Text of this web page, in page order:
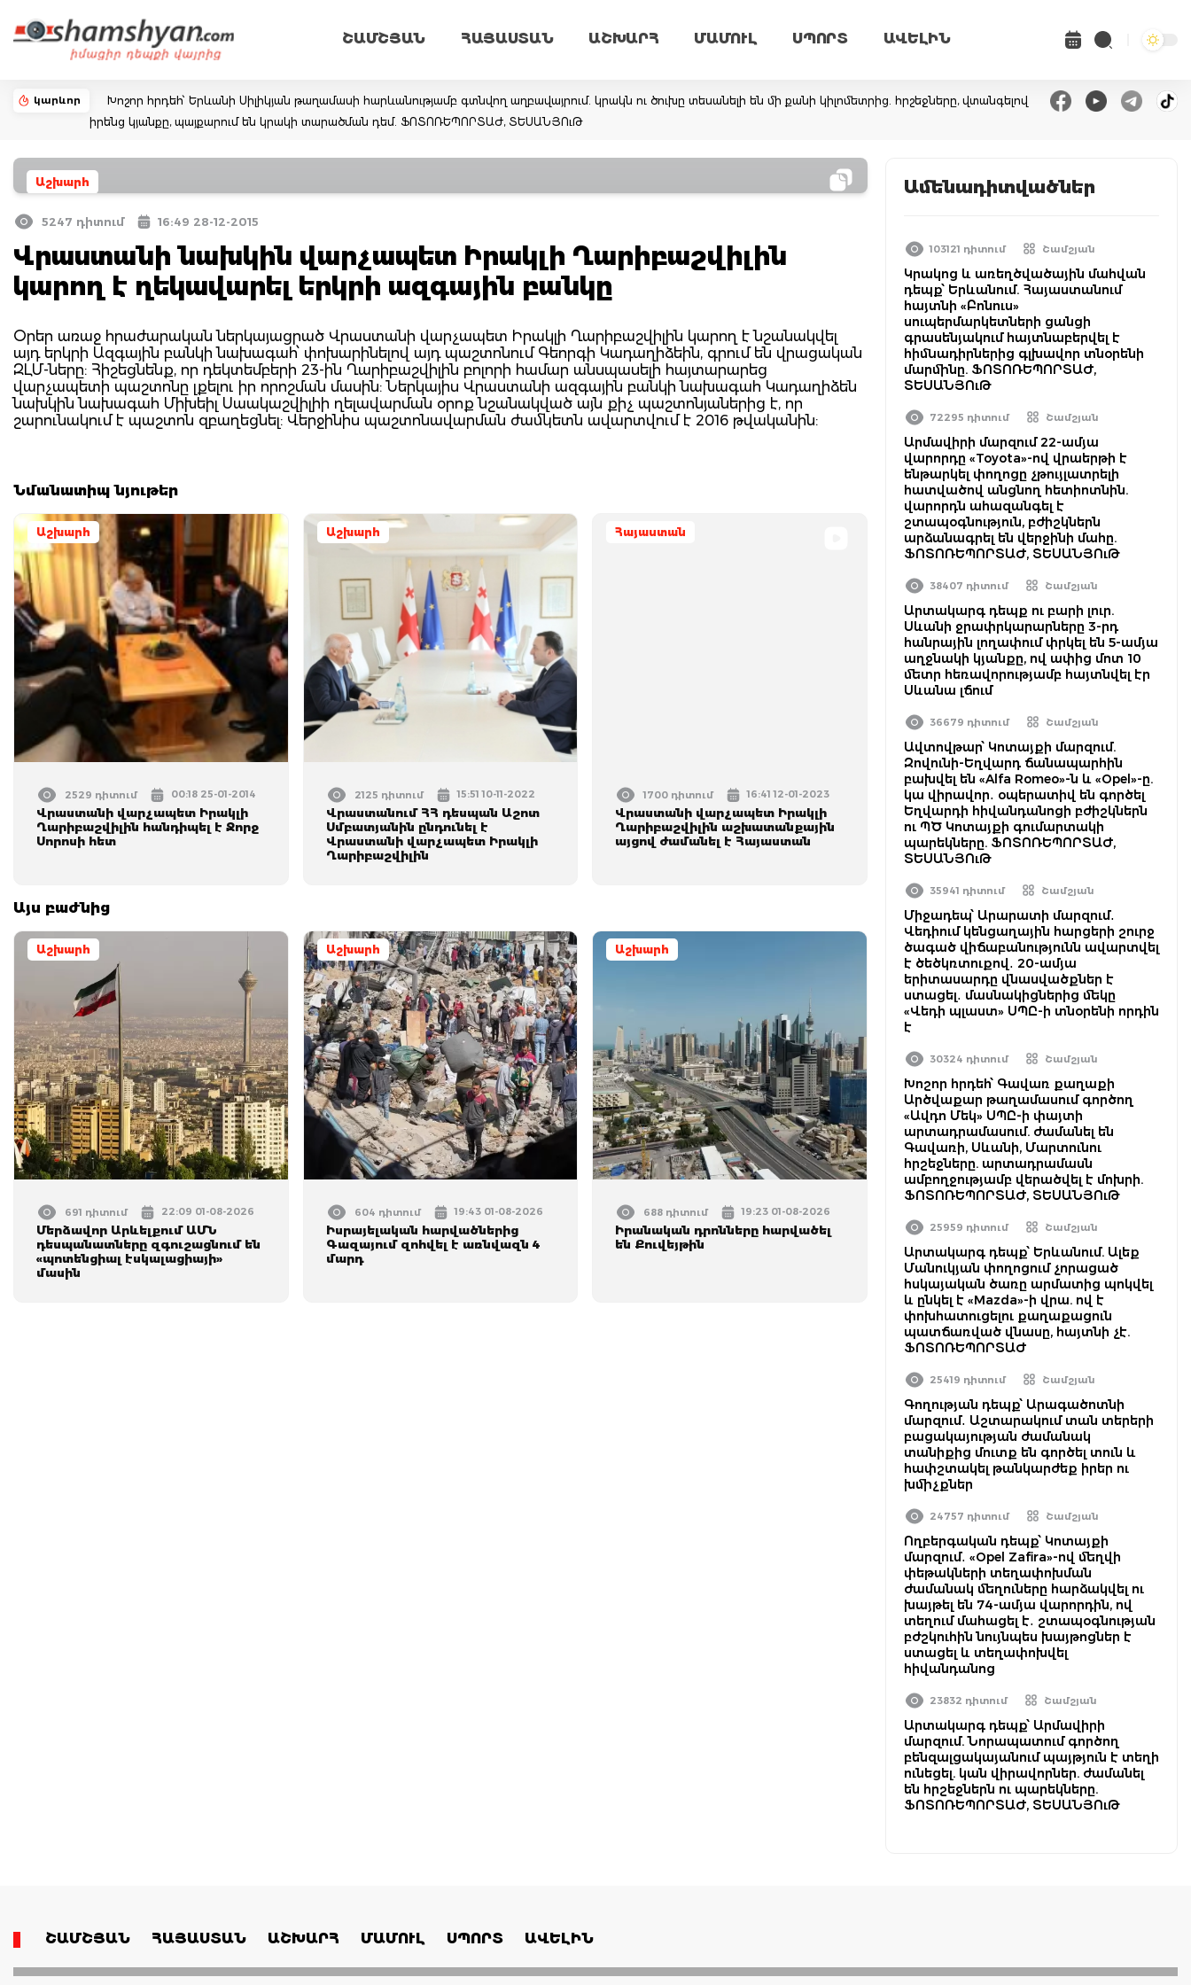
ՇԱՄՇՅԱՆ ՀԱՅԱՍՏԱՆ ԱՇԽԱՐՀ ՄԱՄՈՒԼ ՍՊՈՐՏ ԱՎԵԼԻՆ
կարևոր
Խոշոր հրդեհ՝ Երևանի Սիլիկյան թաղամասի հարևանությամբ գտնվող աղբավայրում. կրակն ու ծուխը տեսանելի են մի քանի կիլոմետրից. հրշեջները, վտանգելով
իրենց կյանքը, պայքարում են կրակի տարածման դեմ. ՖՈՏՈՌԵՊՈՐՏԱԺ, ՏԵՍԱՆՅՈւԹ
Աշխարհ
5247 դիտում 16:49 28-12-2015
Վրաստանի նախկին վարչապետ Իրակլի Ղարիբաշվիլին
կարող է ղեկավարել երկրի ազգային բանկը
Օրեր առաջ հրաժարական ներկայացրած Վրաստանի վարչապետ Իրակլի Ղարիբաշվիլին կարող է նշանակվել
այդ երկրի Ազգային բանկի նախագահ՝ փոխարինելով այդ պաշտոնում Գեորգի Կադաղիձեին, գրում են վրացական
ԶԼՄ-ները: Հիշեցնենք, որ դեկտեմբերի 23-ին Ղարիբաշվիլին բոլորի համար անսպասելի հայտարարեց
վարչապետի պաշտոնը լքելու իր որոշման մասին: Ներկայիս Վրաստանի ազգային բանկի նախագահ Կադաղիձեն
նախկին նախագահ Միխեիլ Սաակաշվիլիի ղելավարման օրոք նշանակված այն քիչ պաշտոնյաներից է, որ
շարունակում է պաշտոն զբաղեցնել: Վերջինիս պաշտոնավարման ժամկետն ավարտվում է 2016 թվականին:
Նմանատիպ նյութեր
Աշխարհ
2529 դիտում 00:18 25-01-2014
Վրաստանի վարչապետ Իրակլի
Ղարիբաշվիլին հանդիպել է Ջորջ
Սորոսի հետ
Աշխարհ
2125 դիտում 15:51 10-11-2022
Վրաստանում ՀՀ դեսպան Աշոտ
Սմբատյանին ընդունել է
Վրաստանի վարչապետ Իրակլի
Ղարիբաշվիլին
Հայաստան
1700 դիտում 16:41 12-01-2023
Վրաստանի վարչապետ Իրակլի
Ղարիբաշվիլին աշխատանքային
այցով ժամանել է Հայաստան
Այս բաժնից
Աշխարհ
691 դիտում 22:09 01-08-2026
Մերձավոր Արևելքում ԱՄՆ
դեսպանատները զգուշացնում են
«պոտենցիալ էսկալացիայի»
մասին
Աշխարհ
604 դիտում 19:43 01-08-2026
Իսրայելական հարվածներից
Գազայում զոհվել է առնվազն 4
մարդ
Աշխարհ
688 դիտում 19:23 01-08-2026
Իրանական դրոնները հարվածել
են Քուվեյթին
Ամենադիտվածներ
103121 դիտում Շամշյան
Կրակոց և առեղծվածային մահվան
դեպք՝ Երևանում. Հայաստանում
հայտնի «Բոնուս»
սուպերմարկետների ցանցի
գրասենյակում հայտնաբերվել է
հիմնադիրներից գլխավոր տնօրենի
մարմինը. ՖՈՏՈՌԵՊՈՐՏԱԺ,
ՏԵՍԱՆՅՈւԹ
72295 դիտում Շամշյան
Արմավիրի մարզում 22-ամյա
վարորդը «Toyota»-ով վրաերթի է
ենթարկել փողոցը չթույլատրելի
հատվածով անցնող հետիոտնին.
վարորդն ահազանգել է
շտապօգնություն, բժիշկներն
արձանագրել են վերջինի մահը.
ՖՈՏՈՌԵՊՈՐՏԱԺ, ՏԵՍԱՆՅՈւԹ
38407 դիտում Շամշյան
Արտակարգ դեպք ու բարի լուր.
Սևանի ջրափրկարարները 3-րդ
հանրային լողափում փրկել են 5-ամյա
աղջնակի կյանքը, ով ափից մոտ 10
մետր հեռավորությամբ հայտնվել էր
Սևանա լճում
36679 դիտում Շամշյան
Ավտովթար՝ Կոտայքի մարզում.
Զովունի-Եղվարդ ճանապարհին
բախվել են «Alfa Romeo»-ն և «Opel»-ը.
կա վիրավոր․ օպերատիվ են գործել
Եղվարդի հիվանդանոցի բժիշկներն
ու ՊԾ Կոտայքի գումարտակի
պարեկները. ՖՈՏՈՌԵՊՈՐՏԱԺ,
ՏԵՍԱՆՅՈւԹ
35941 դիտում Շամշյան
Միջադեպ՝ Արարատի մարզում․
Վեդիում կենցաղային հարցերի շուրջ
ծագած վիճաբանությունն ավարտվել
է ծեծկռտուքով․ 20-ամյա
երիտասարդը վնասվածքներ է
ստացել․ մասնակիցներից մեկը
«Վեդի պլաստ» ՍՊԸ-ի տնօրենի որդին
է
30324 դիտում Շամշյան
Խոշոր հրդեհ՝ Գավառ քաղաքի
Արծվաքար թաղամասում գործող
«Ավդո Մեկ» ՍՊԸ-ի փայտի
արտադրամասում. ժամանել են
Գավառի, Սևանի, Մարտունու
հրշեջները. արտադրամասն
ամբողջությամբ վերածվել է մոխրի.
ՖՈՏՈՌԵՊՈՐՏԱԺ, ՏԵՍԱՆՅՈւԹ
25959 դիտում Շամշյան
Արտակարգ դեպք՝ Երևանում. Ալեք
Մանուկյան փողոցում չորացած
հսկայական ծառը արմատից պոկվել
և ընկել է «Mazda»-ի վրա. ով է
փոխհատուցելու քաղաքացուն
պատճառված վնասը, հայտնի չէ.
ՖՈՏՈՌԵՊՈՐՏԱԺ
25419 դիտում Շամշյան
Գողության դեպք՝ Արագածոտնի
մարզում․ Աշտարակում տան տերերի
բացակայության ժամանակ
տանիքից մուտք են գործել տուն և
հափշտակել թանկարժեք իրեր ու
խմիչքներ
24757 դիտում Շամշյան
Ողբերգական դեպք՝ Կոտայքի
մարզում․ «Opel Zafira»-ով մեղվի
փեթակների տեղափոխման
ժամանակ մեղուները հարձակվել ու
խայթել են 74-ամյա վարորդին, ով
տեղում մահացել է․ շտապօգնության
բժշկուհին նույնպես խայթոցներ է
ստացել և տեղափոխվել
հիվանդանոց
23832 դիտում Շամշյան
Արտակարգ դեպք՝ Արմավիրի
մարզում. Նորապատում գործող
բենզալցակայանում պայթյուն է տեղի
ունեցել. կան վիրավորներ. ժամանել
են հրշեջներն ու պարեկները.
ՖՈՏՈՌԵՊՈՐՏԱԺ, ՏԵՍԱՆՅՈւԹ
ՇԱՄՇՅԱՆ ՀԱՅԱՍՏԱՆ ԱՇԽԱՐՀ ՄԱՄՈՒԼ ՍՊՈՐՏ ԱՎԵԼԻՆ